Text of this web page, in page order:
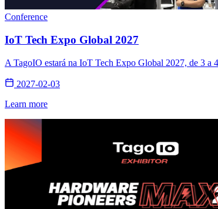
Conference
IoT Tech Expo Global 2027
A TagoIO estará na IoT Tech Expo Global 2027, de 3 a
2027-02-03
Learn more